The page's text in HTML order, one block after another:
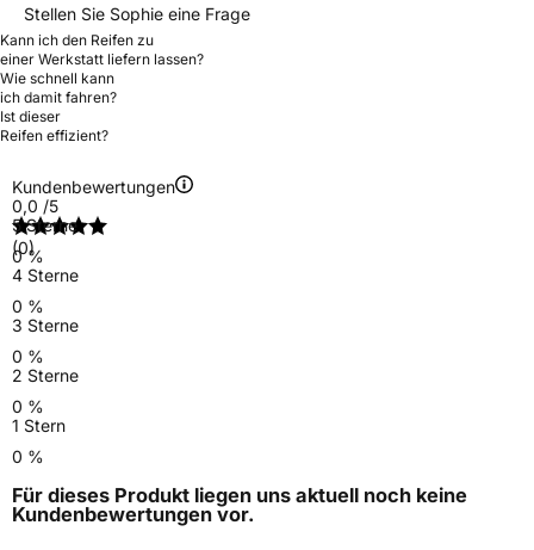
Stellen Sie Sophie eine Frage
Kann ich den Reifen zu
einer Werkstatt liefern lassen?
Wie schnell kann
ich damit fahren?
Ist dieser
Reifen effizient?
Kundenbewertungen
0,0 /5
(0)
5 Sterne
0 %
4 Sterne
0 %
3 Sterne
0 %
2 Sterne
0 %
1 Stern
0 %
Für dieses Produkt liegen uns aktuell noch keine
Kundenbewertungen vor.